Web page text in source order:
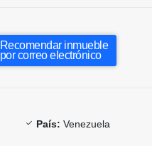
Recomendar inmueble
por correo electrónico
País: Venezuela